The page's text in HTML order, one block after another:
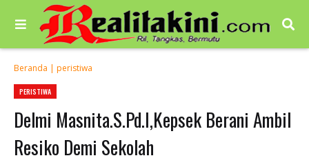
Beranda | peristiwa
PERISTIWA
Delmi Masnita.S.Pd.I,Kepsek Berani Ambil
Resiko Demi Sekolah